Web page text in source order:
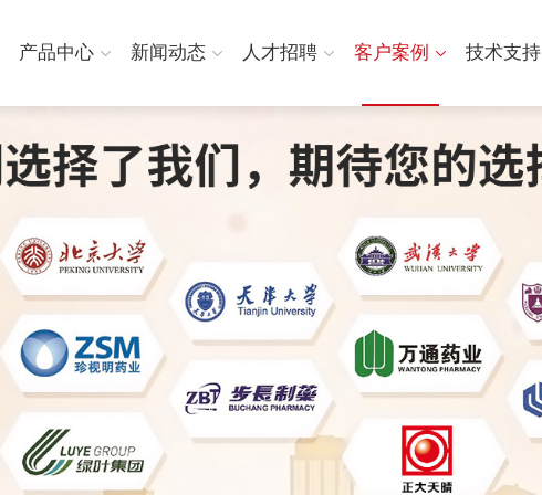
产品中心 新闻动态 人才招聘 客户案例 技术支持